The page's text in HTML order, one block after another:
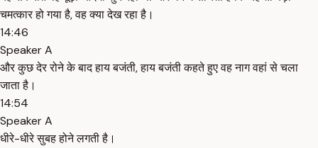
चमत्कार हो गया है, वह क्या देख रहा है।
14:46
Speaker A
और कुछ देर रोने के बाद हाय बजंती, हाय बजंती कहते हुए वह नाग वहां से चला
जाता है।
14:54
Speaker A
धीरे-धीरे सुबह होने लगती है।